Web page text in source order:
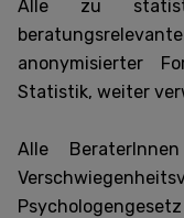
Alle zu
anonymisierter
Statistik, weiter
Alle